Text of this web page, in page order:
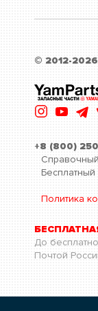
© 2012-
+8 (800)
Политика
До
Почтой